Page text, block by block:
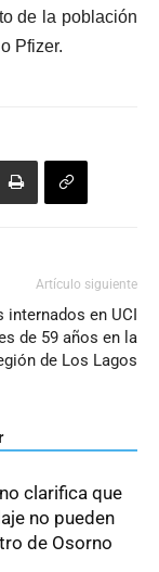
de la población
Pfizer.
Artículo siguiente
internados en UCI
de 59 años en la
de Los Lagos
clarifica que
no pueden
de Osorno